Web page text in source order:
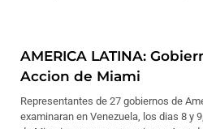
AMERICA LATINA:
Accion de Miami
Representantes de 27 gobiernos de
examinaran en Venezuela, los dias 8 y